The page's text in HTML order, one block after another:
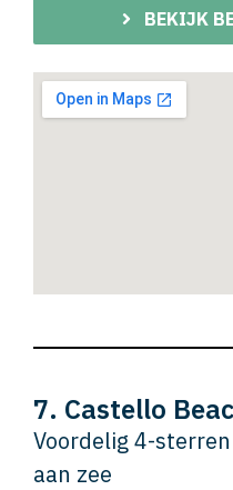
BEKIJK
7. Castello
Voordelig 4-
aan zee